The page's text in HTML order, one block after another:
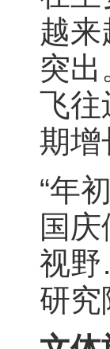
越来
突出
飞往
期增
“年
国
视
研究